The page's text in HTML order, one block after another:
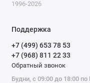
1996-2026
Поддержка
+7 (499) 653 78 53
+7 (968) 811 22 33
Обратный звонок
Будни, с 09:00 до 18:00